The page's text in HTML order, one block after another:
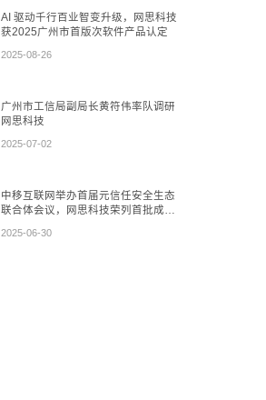
AI 驱动千行百业智变升级，网思科技
获2025广州市首版次软件产品认定
2025-08-26
广州市工信局副局长黄符伟率队调研
网思科技
2025-07-02
中移互联网举办首届元信任安全生态
联合体会议，网思科技荣列首批成员
2025-06-30